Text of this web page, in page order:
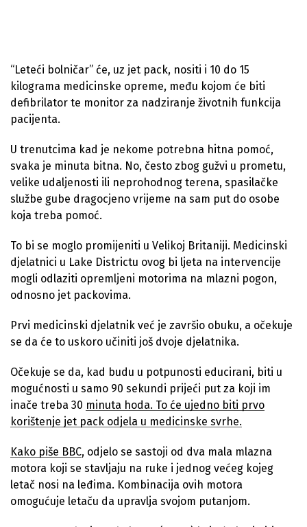
“Leteći bolničar” će, uz jet pack, nositi i 10 do 15
kilograma medicinske opreme, među kojom će biti
defibrilator te monitor za nadziranje životnih funkcija
pacijenta.
U trenutcima kad je nekome potrebna hitna pomoć,
svaka je minuta bitna. No, često zbog gužvi u prometu,
velike udaljenosti ili neprohodnog terena, spasilačke
službe gube dragocjeno vrijeme na sam put do osobe
koja treba pomoć.
To bi se moglo promijeniti u Velikoj Britaniji. Medicinski
djelatnici u Lake Districtu ovog bi ljeta na intervencije
mogli odlaziti opremljeni motorima na mlazni pogon,
odnosno jet packovima.
Prvi medicinski djelatnik već je završio obuku, a očekuje
se da će to uskoro učiniti još dvoje djelatnika.
Očekuje se da, kad budu u potpunosti educirani, biti u
mogućnosti u samo 90 sekundi prijeći put za koji im
inače treba 30 minuta hoda. To će ujedno biti prvo
korištenje jet pack odjela u medicinske svrhe.
Kako piše BBC, odjelo se sastoji od dva mala mlazna
motora koji se stavljaju na ruke i jednog većeg kojeg
letač nosi na leđima. Kombinacija ovih motora
omogućuje letaču da upravlja svojom putanjom.